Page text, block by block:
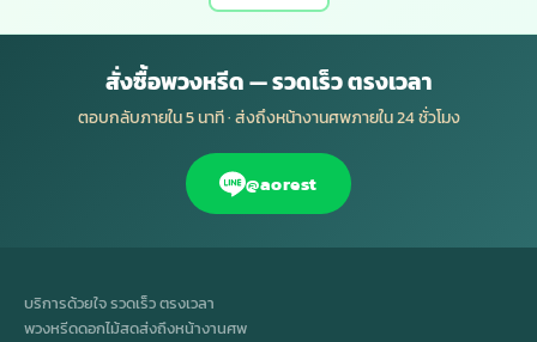
สั่งซื้อพวงหรีด — รวดเร็ว ตรงเวลา
ตอบกลับภายใน 5 นาที · ส่งถึงหน้างานศพภายใน 24 ชั่วโมง
@aorest
บริการด้วยใจ รวดเร็ว ตรงเวลา
พวงหรีดดอกไม้สดส่งถึงหน้างานศพ